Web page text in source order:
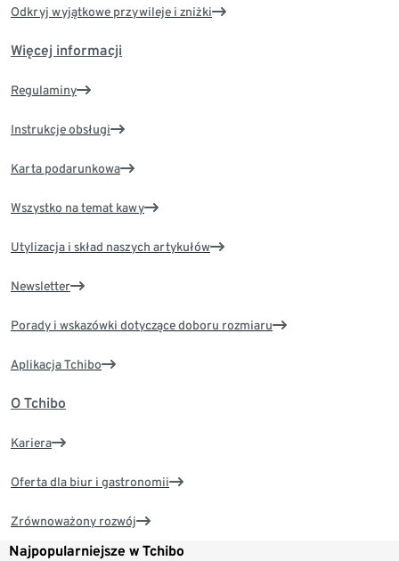
Odkryj wyjątkowe przywileje i zniżki
Więcej informacji
Regulaminy
Instrukcje obsługi
Karta podarunkowa
Wszystko na temat kawy
Utylizacja i skład naszych artykułów
Newsletter
Porady i wskazówki dotyczące doboru rozmiaru
Aplikacja Tchibo
O Tchibo
Kariera
Oferta dla biur i gastronomii
Zrównoważony rozwój
Najpopularniejsze w Tchibo